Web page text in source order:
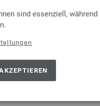
sind essenziell, während
IN